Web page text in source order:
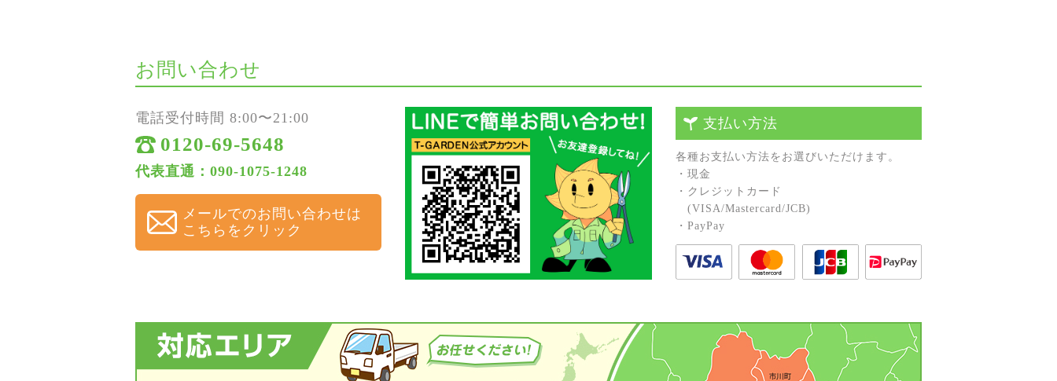
お問い合わせ
電話受付時間 8:00〜21:00
0120-69-5648
代表直通：090-1075-1248
メールでのお問い合わせは
こちらをクリック
支払い方法
各種お⽀払い⽅法をお選びいただけます。
・現⾦
・クレジットカード
(VISA/Mastercard/JCB)
・PayPay